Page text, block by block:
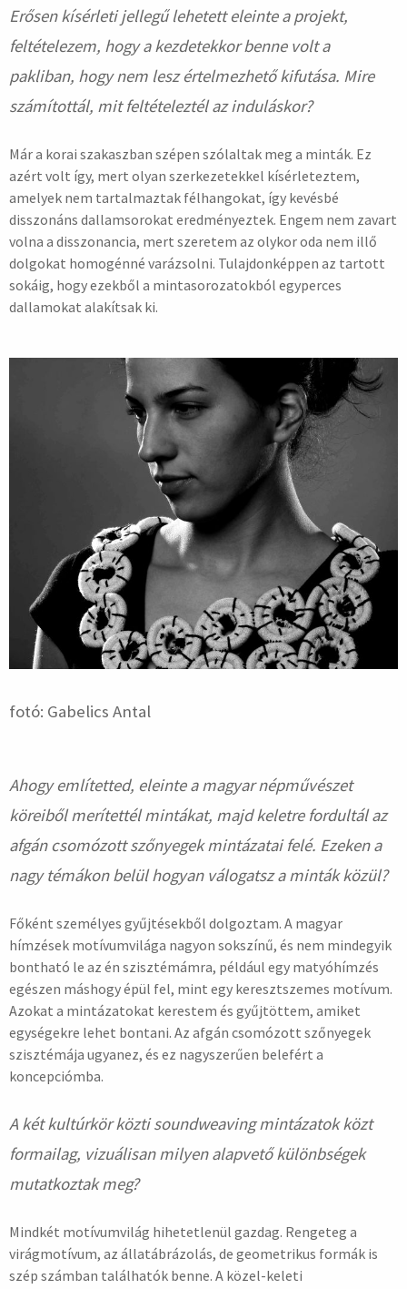
Erősen kísérleti jellegű lehetett eleinte a projekt,
feltételezem, hogy a kezdetekkor benne volt a
pakliban, hogy nem lesz értelmezhető kifutása. Mire
számítottál, mit feltételeztél az induláskor?
Már a korai szakaszban szépen szólaltak meg a minták. Ez
azért volt így, mert olyan szerkezetekkel kísérleteztem,
amelyek nem tartalmaztak félhangokat, így kevésbé
disszonáns dallamsorokat eredményeztek. Engem nem zavart
volna a disszonancia, mert szeretem az olykor oda nem illő
dolgokat homogénné varázsolni. Tulajdonképpen az tartott
sokáig, hogy ezekből a mintasorozatokból egyperces
dallamokat alakítsak ki.
fotó: Gabelics Antal
Ahogy említetted, eleinte a magyar népművészet
köreiből merítettél mintákat, majd keletre fordultál az
afgán csomózott szőnyegek mintázatai felé. Ezeken a
nagy témákon belül hogyan válogatsz a minták közül?
Főként személyes gyűjtésekből dolgoztam. A magyar
hímzések motívumvilága nagyon sokszínű, és nem mindegyik
bontható le az én szisztémámra, például egy matyóhímzés
egészen máshogy épül fel, mint egy keresztszemes motívum.
Azokat a mintázatokat kerestem és gyűjtöttem, amiket
egységekre lehet bontani. Az afgán csomózott szőnyegek
szisztémája ugyanez, és ez nagyszerűen belefért a
koncepciómba.
A két kultúrkör közti soundweaving mintázatok közt
formailag, vizuálisan milyen alapvető különbségek
mutatkoztak meg?
Mindkét motívumvilág hihetetlenül gazdag. Rengeteg a
virágmotívum, az állatábrázolás, de geometrikus formák is
szép számban találhatók benne. A közel-keleti